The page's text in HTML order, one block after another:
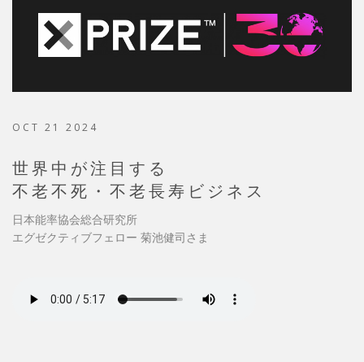
OCT 21 2024
世界中が注目する
不老不死・不老長寿ビジネス
日本能率協会総合研究所
エグゼクティブフェロー 菊池健司さま